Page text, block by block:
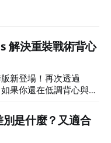
解決重裝戰術背心
新登場！再次透過
果你還在低調背心與重
擇！
是什麼？又適合